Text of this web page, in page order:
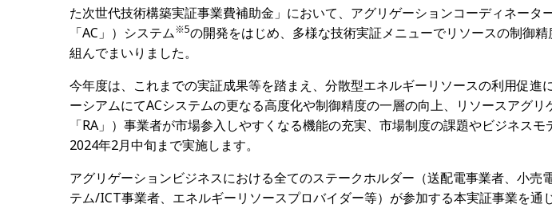
た次世代技術構築実証事業費補助金」において、アグリゲーションコーディネータ
「AC 」）システム※5の開発をはじめ、多様な技術実証メニューでリソースの制御精
組んでまいりました。
今年度は、これまでの実証成果等を踏まえ、分散型エネルギーリソースの利用促進
ーシアムにてACシステムの更なる高度化や制御精度の一層の向上、リソースアグリ
「RA 」）事業者が市場参入しやすくなる機能の充実、市場制度の課題やビジネスモ
2024年2月中旬まで実施します。
アグリゲーションビジネスにおける全てのステークホルダー（送配電事業者、小売
テム/ICT事業者、エネルギーリソースプロバイダー等）が参加する本実証事業を通